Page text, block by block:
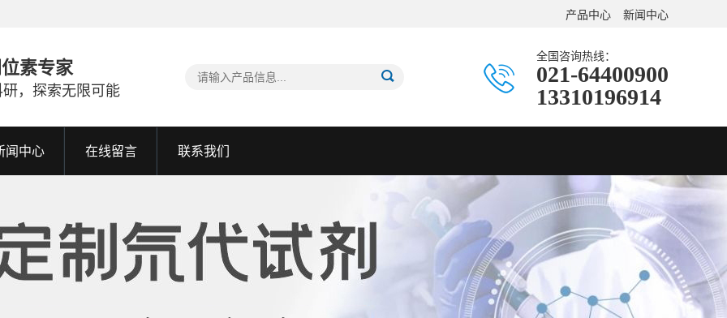
产品中心 新闻中心
素专家
，探索无限可能
全国咨询热线：
021-64400900
13310196914
闻中心 在线留言 联系我们